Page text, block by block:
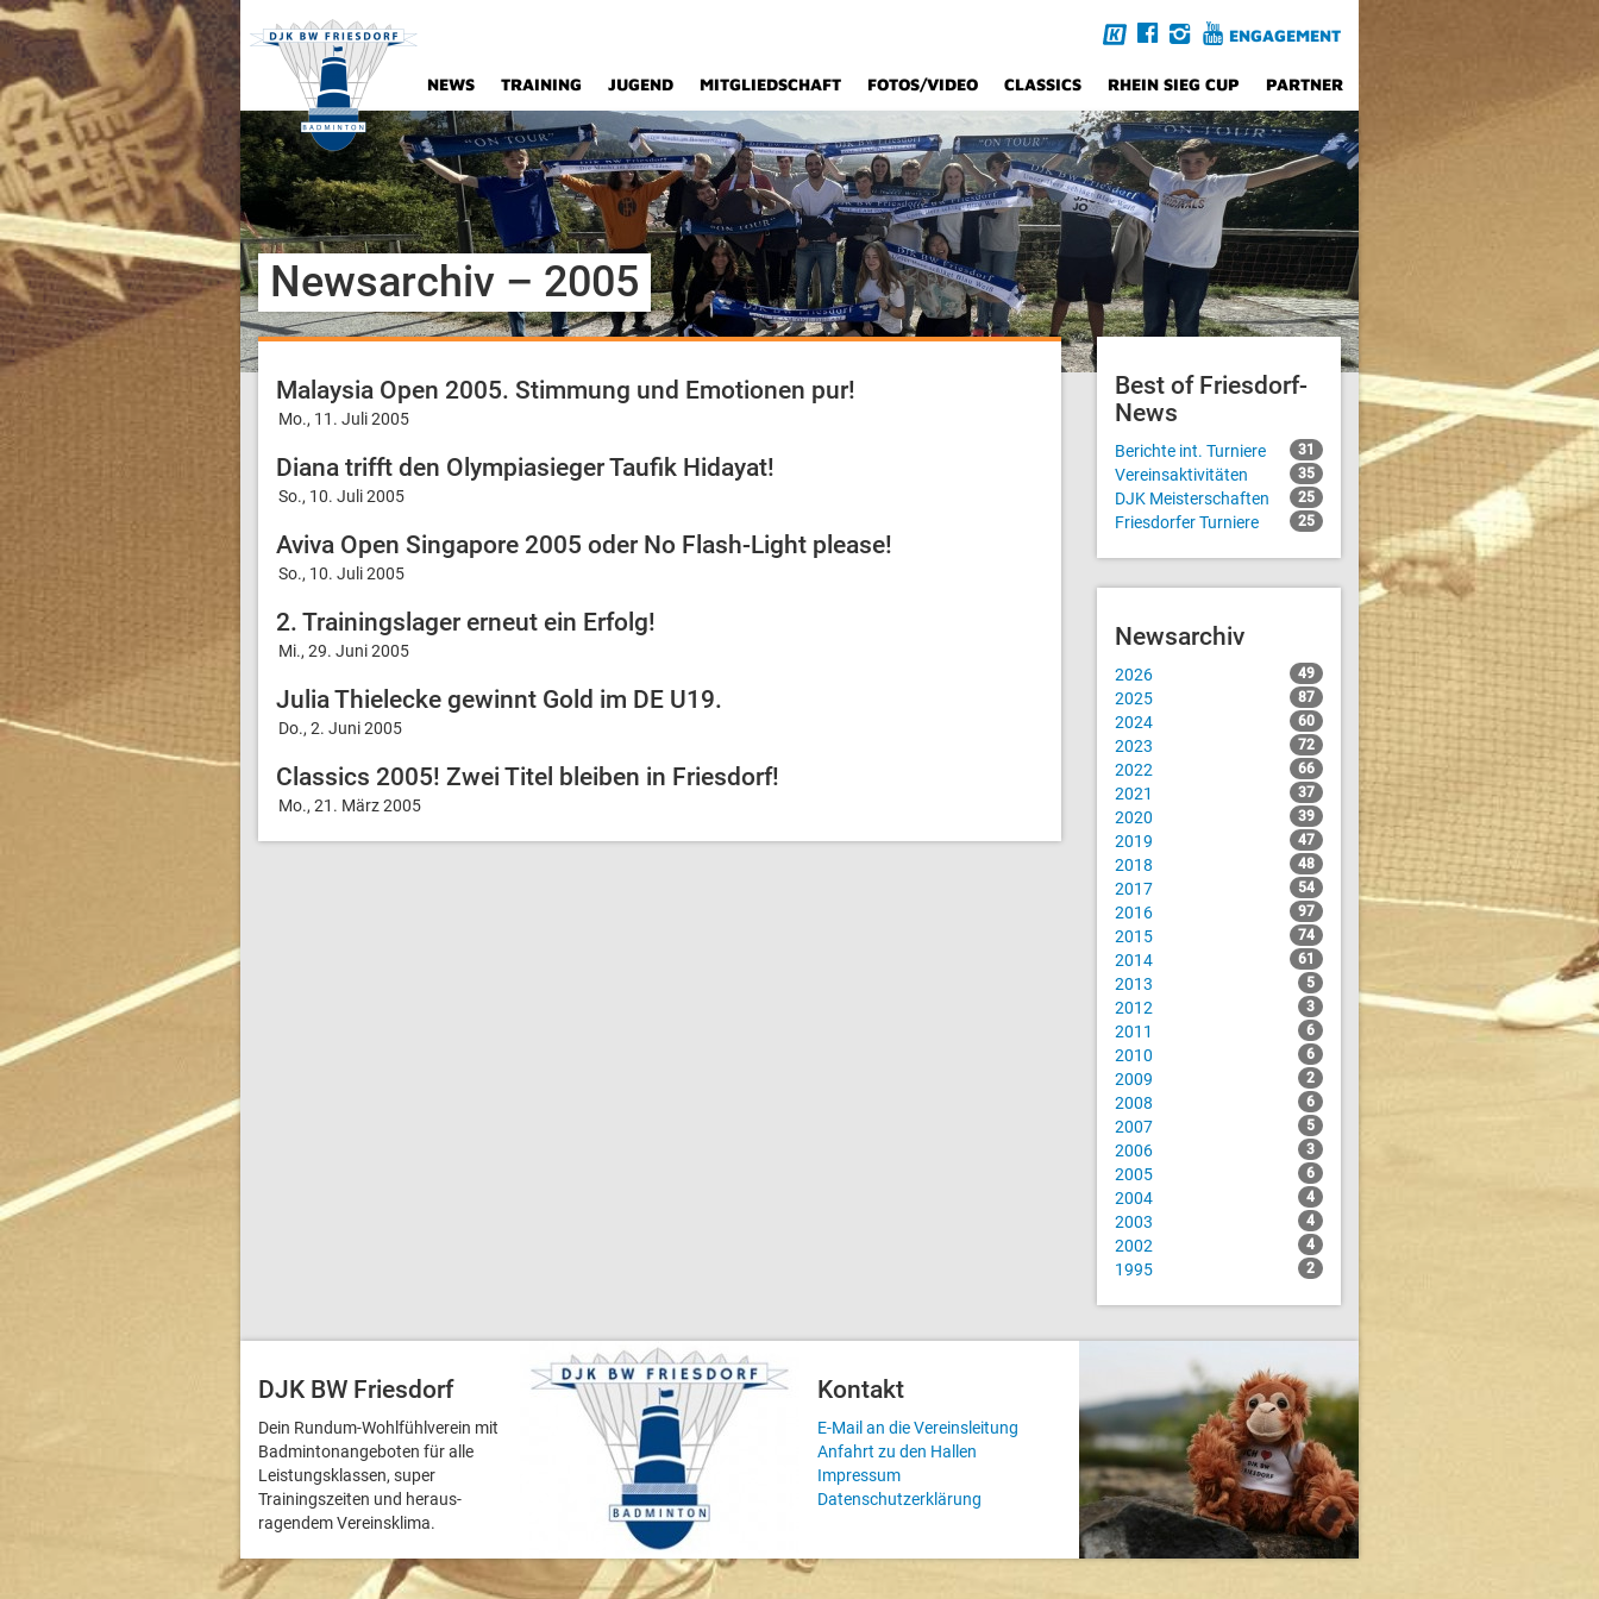
ENGAGEMENT
NEWS TRAINING JUGEND MITGLIEDSCHAFT FOTOS/VIDEO CLASSICS RHEIN SIEG CUP PARTNER
Newsarchiv – 2005
Malaysia Open 2005. Stimmung und Emotionen pur!
Mo., 11. Juli 2005
Diana trifft den Olympiasieger Taufik Hidayat!
So., 10. Juli 2005
Aviva Open Singapore 2005 oder No Flash-Light please!
So., 10. Juli 2005
2. Trainingslager erneut ein Erfolg!
Mi., 29. Juni 2005
Julia Thielecke gewinnt Gold im DE U19.
Do., 2. Juni 2005
Classics 2005! Zwei Titel bleiben in Friesdorf!
Mo., 21. März 2005
Best of Friesdorf-
News
Berichte int. Turniere 31
Vereinsaktivitäten 35
DJK Meisterschaften 25
Friesdorfer Turniere 25
Newsarchiv
2026 49
2025 87
2024 60
2023 72
2022 66
2021 37
2020 39
2019 47
2018 48
2017 54
2016 97
2015 74
2014 61
2013 5
2012 3
2011 6
2010 6
2009 2
2008 6
2007 5
2006 3
2005 6
2004 4
2003 4
2002 4
1995 2
DJK BW Friesdorf
Dein Rundum-Wohlfühlverein mit
Badmintonangeboten für alle
Leistungsklassen, super
Trainingszeiten und heraus­
ragendem Vereinsklima.
Kontakt
E-Mail an die Vereinsleitung
Anfahrt zu den Hallen
Impressum
Datenschutzerklärung